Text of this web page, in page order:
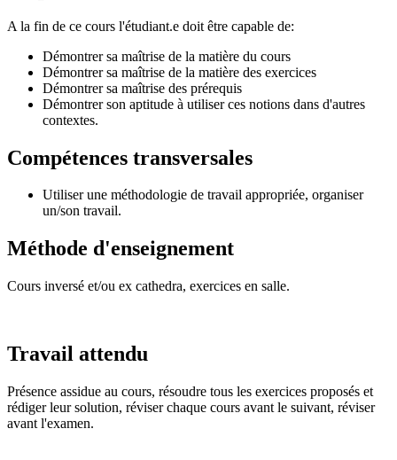
A la fin de ce cours l'étudiant.e doit être capable de:
Démontrer sa maîtrise de la matière du cours
Démontrer sa maîtrise de la matière des exercices
Démontrer sa maîtrise des prérequis
Démontrer son aptitude à utiliser ces notions dans d'autres
contextes.
Compétences transversales
Utiliser une méthodologie de travail appropriée, organiser
un/son travail.
Méthode d'enseignement
Cours inversé et/ou ex cathedra, exercices en salle.
Travail attendu
Présence assidue au cours, résoudre tous les exercices proposés et
rédiger leur solution, réviser chaque cours avant le suivant, réviser
avant l'examen.